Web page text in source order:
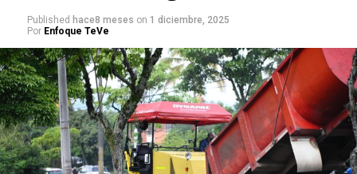
Published hace8 meses on 1 diciembre, 2025
Por Enfoque TeVe